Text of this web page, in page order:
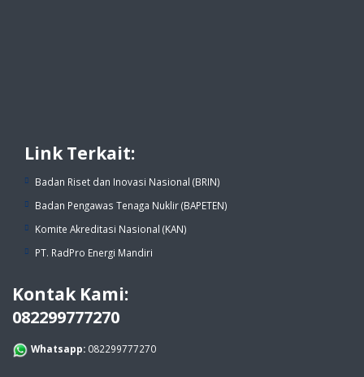
Link Terkait:
Badan Riset dan Inovasi Nasional (BRIN)
Badan Pengawas Tenaga Nuklir (BAPETEN)
Komite Akreditasi Nasional (KAN)
PT. RadPro Energi Mandiri
Kontak Kami:
082299777270
Whatsapp: 082299777270